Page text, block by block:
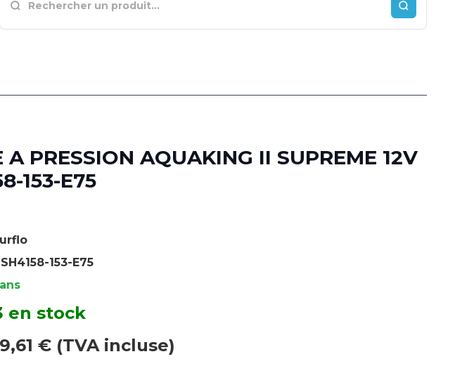
A PRESSION AQUAKING II SUPREME 12V
153-E75
SH4158-153-E75
en stock
€ (TVA incluse)